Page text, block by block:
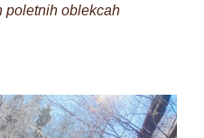
poletnih oblekcah